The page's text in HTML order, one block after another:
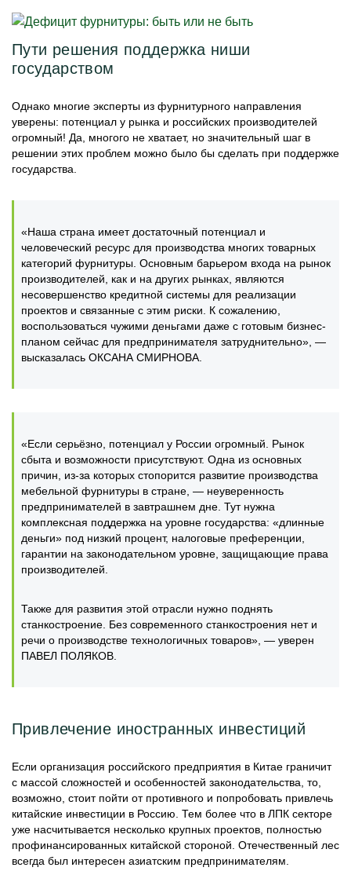
Пути решения поддержка ниши
государством
Однако многие эксперты из фурнитурного направления
уверены: потенциал у рынка и российских производителей
огромный! Да, многого не хватает, но значительный шаг в
решении этих проблем можно было бы сделать при поддержке
государства.
«Наша страна имеет достаточный потенциал и
человеческий ресурс для производства многих товарных
категорий фурнитуры. Основным барьером входа на рынок
производителей, как и на других рынках, являются
несовершенство кредитной системы для реализации
проектов и связанные с этим риски. К сожалению,
воспользоваться чужими деньгами даже с готовым бизнес-
планом сейчас для предпринимателя затруднительно», —
высказалась ОКСАНА СМИРНОВА.
«Если серьёзно, потенциал у России огромный. Рынок
сбыта и возможности присутствуют. Одна из основных
причин, из-за которых стопорится развитие производства
мебельной фурнитуры в стране, — неуверенность
предпринимателей в завтрашнем дне. Тут нужна
комплексная поддержка на уровне государства: «длинные
деньги» под низкий процент, налоговые преференции,
гарантии на законодательном уровне, защищающие права
производителей.
Также для развития этой отрасли нужно поднять
станкостроение. Без современного станкостроения нет и
речи о производстве технологичных товаров», — уверен
ПАВЕЛ ПОЛЯКОВ.
Привлечение иностранных инвестиций
Если организация российского предприятия в Китае граничит
с массой сложностей и особенностей законодательства, то,
возможно, стоит пойти от противного и попробовать привлечь
китайские инвестиции в Россию. Тем более что в ЛПК секторе
уже насчитывается несколько крупных проектов, полностью
профинансированных китайской стороной. Отечественный лес
всегда был интересен азиатским предпринимателям.